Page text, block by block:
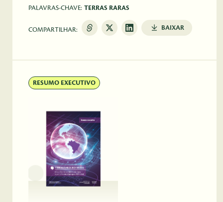
PALAVRAS-CHAVE: TERRAS RARAS
COMPARTILHAR: BAIXAR
RESUMO EXECUTIVO